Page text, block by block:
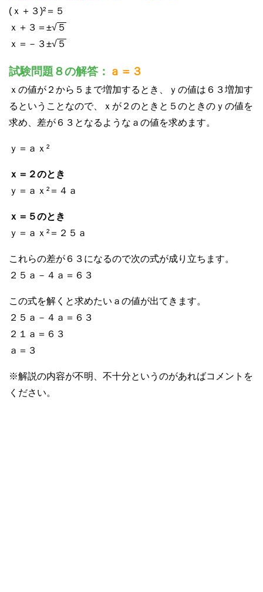
(ｘ＋３)²＝５
ｘ＋３＝±√ ５
ｘ＝－３±√ ５
試験問題８の解答： ａ＝３
ｘの値が２から５まで増加するとき、ｙの値は６３増加す
るということなので、ｘが２のときと５のときのｙの値を
求め、差が６３となるようなａの値を求めます。
ｙ＝ａｘ²
ｘ＝２のとき
ｙ＝ａｘ²＝４ａ
ｘ＝５のとき
ｙ＝ａｘ²＝２５ａ
これらの差が６３になるので次の式が成り立ちます。
２５ａ－４ａ＝６３
この式を解くと求めたいａの値が出てきます。
２５ａ－４ａ＝６３
２１ａ＝６３
ａ＝３
※解説の内容が不明、不十分というのがあればコメントを
ください。